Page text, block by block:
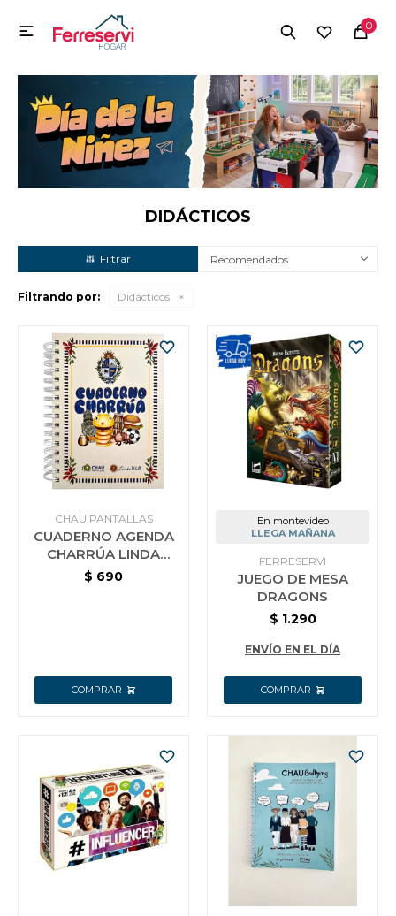
0

DIDÁCTICOS
Recomendados
Filtrando por: Didácticos
CHAU PANTALLAS
CUADERNO AGENDA
CHARRÚA LINDA
WALL CHAU
$ 690
En montevideo
LLEGA MAÑANA
FERRESERVI
JUEGO DE MESA
DRAGONS
$ 1.290
ENVÍO EN EL DÍA
MI CUENTA
Menú Herramientas y Construcción Electrodomésticos
Herramientas y Construcción
Electrodomésticos
Tecnología
Deportes
Camping
Jardín y Aire Libre
Mascotas
Gastronomía
Vestimenta y calzado